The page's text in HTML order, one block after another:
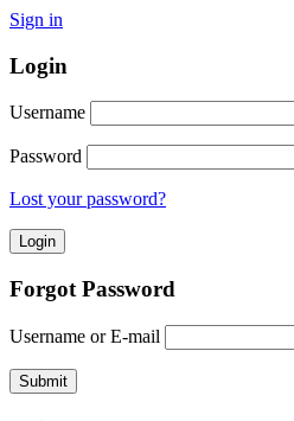
Sign in
Login
Username
Password
Lost your password?
Forgot Password
Username or E-mail